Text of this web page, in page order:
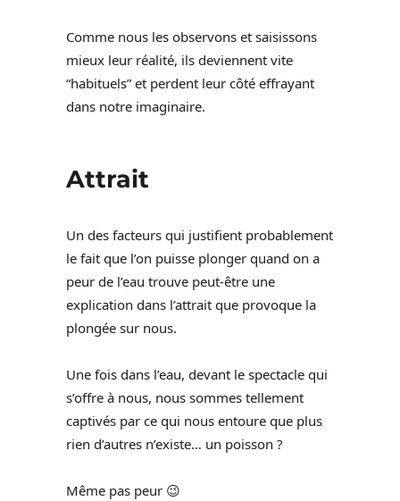
Comme nous les observons et saisissons
mieux leur réalité, ils deviennent vite
“habituels” et perdent leur côté effrayant
dans notre imaginaire.
Attrait
Un des facteurs qui justifient probablement
le fait que l’on puisse plonger quand on a
peur de l’eau trouve peut-être une
explication dans l’attrait que provoque la
plongée sur nous.
Une fois dans l’eau, devant le spectacle qui
s’offre à nous, nous sommes tellement
captivés par ce qui nous entoure que plus
rien d’autres n’existe… un poisson ?
Même pas peur 😉